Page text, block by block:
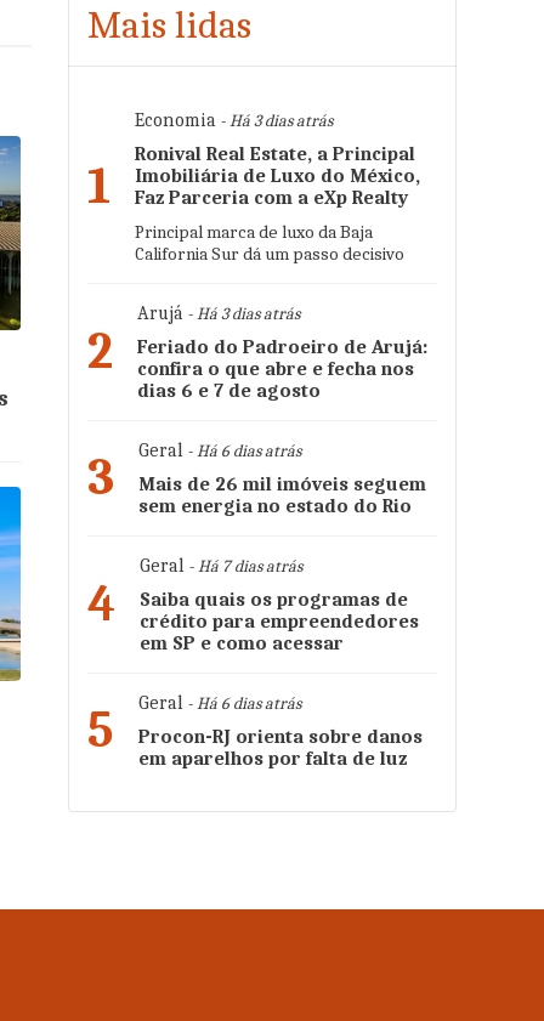
Mais lidas
1
Economia - Há 3 dias atrás
Ronival Real Estate, a Principal
Imobiliária de Luxo do México,
Faz Parceria com a eXp Realty
Principal marca de luxo da Baja
California Sur dá um passo decisivo
2
Arujá - Há 3 dias atrás
Feriado do Padroeiro de Arujá:
confira o que abre e fecha nos
dias 6 e 7 de agosto
3 Geral - Há 6 dias atrás
Mais de 26 mil imóveis seguem
sem energia no estado do Rio
4
Geral - Há 7 dias atrás
Saiba quais os programas de
crédito para empreendedores
em SP e como acessar
5 Geral - Há 6 dias atrás
Procon-RJ orienta sobre danos
em aparelhos por falta de luz